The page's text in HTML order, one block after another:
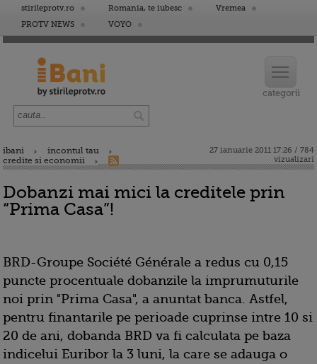
stirileprotv.ro Romania, te iubesc
Vremea
PROTV NEWS
VOYO
ibani
incontul tau
credite si economii
27 ianuarie 2011 17:26 / 784
vizualizari
Dobanzi mai mici la creditele prin
“Prima Casa”!
BRD-Groupe Société Générale a redus cu 0,15
puncte procentuale dobanzile la imprumuturile
noi prin "Prima Casa", a anuntat banca. Astfel,
pentru finantarile pe perioade cuprinse intre 10 si
20 de ani, dobanda BRD va fi calculata pe baza
indicelui Euribor la 3 luni, la care se adauga o